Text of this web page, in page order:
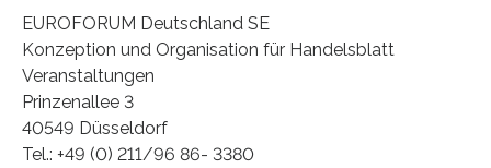
EUROFORUM Deutschland SE
Konzeption und Organisation für Handelsblatt
Veranstaltungen
Prinzenallee 3
40549 Düsseldorf
Tel.: +49 (0) 211/96 86- 3380